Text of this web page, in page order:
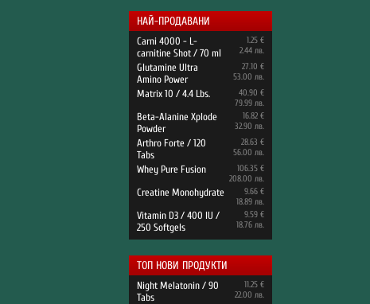
НАЙ-ПРОДАВАНИ
Carni 4000 - L-
carnitine Shot / 70 ml
1.25 €
2.44 лв.
Glutamine Ultra
Amino Power
27.10 €
53.00 лв.
Matrix 10 / 4.4 Lbs.
40.90 €
79.99 лв.
Beta-Alanine Xplode
Powder
16.82 €
32.90 лв.
Arthro Forte / 120
Tabs
28.63 €
56.00 лв.
Whey Pure Fusion
106.35 €
208.00 лв.
Creatine Monohydrate
9.66 €
18.89 лв.
Vitamin D3 / 400 IU /
250 Softgels
9.59 €
18.76 лв.
ТОП НОВИ ПРОДУКТИ
Night Melatonin / 90
Tabs
11.25 €
22.00 лв.